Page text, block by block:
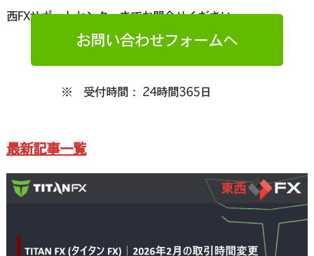
西FXサポートセンターまでお問合せください。
お問い合わせフォームへ
※ 受付時間： 24時間365日
最新記事一覧